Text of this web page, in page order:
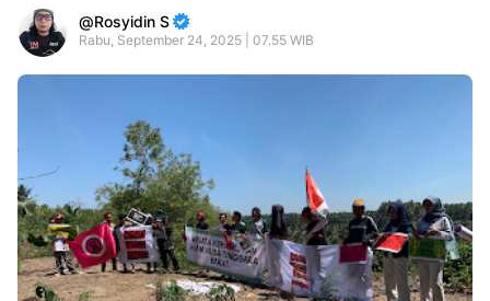
Rosyidin S
Rabu, September 24, 2025 | 07.55 WIB